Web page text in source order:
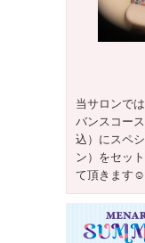
当サロンで
バンスコー
込）にスペ
ン）をセッ
て頂きます